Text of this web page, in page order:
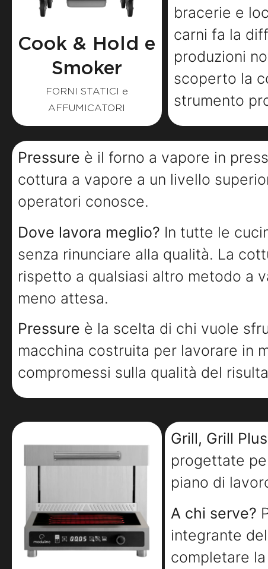
Cook & Hold e
Smoker
FORNI STATICI e
AFFUMICATORI
bracerie e
carni fa la
produzioni
scoperto la
strumento
Pressure è il forno a vapore in
cottura a vapore a un livello
operatori conosce.
Dove lavora meglio? In tutte le
senza rinunciare alla qualità. La
rispetto a qualsiasi altro metodo a
meno attesa.
Pressure è la scelta di chi vuole
macchina costruita per lavorare in
compromessi sulla qualità del
Grill, Grill
progettate
piano di
A chi serve?
integrante
completare